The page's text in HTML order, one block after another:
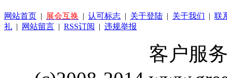
网站首页 | 展会互换 | 认可标志 | 关于登陆 | 关于我们 | 联
礼 | 网站留言 | RSS订阅 | 违规举报
客户服